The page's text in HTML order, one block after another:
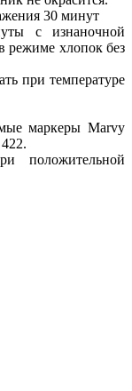
30 минут
с изнаночной
режиме хлопок без
при температуре
маркеры Marvy
положительной